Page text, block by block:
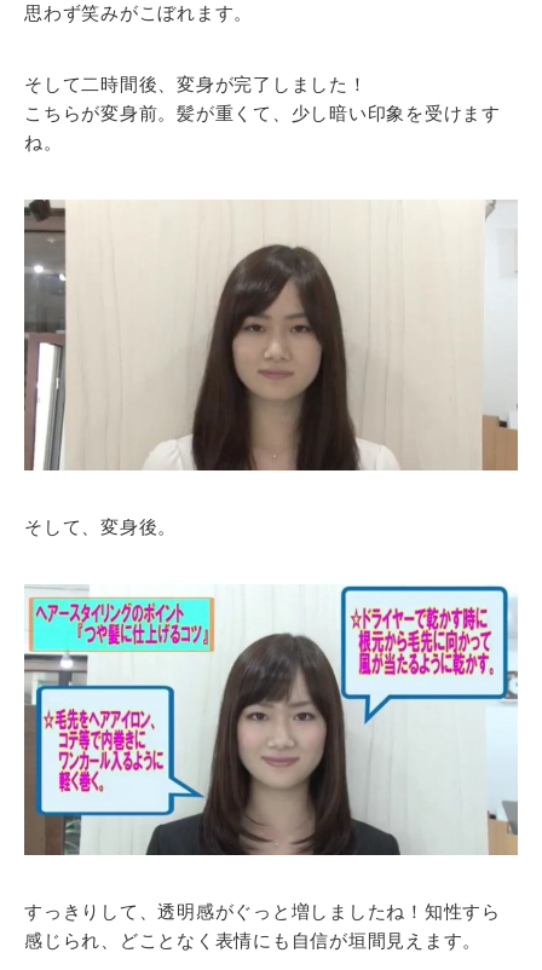
思わず笑みがこぼれます。
そして二時間後、変身が完了しました！
こちらが変身前。髪が重くて、少し暗い印象を受けます
ね。
そして、変身後。
すっきりして、透明感がぐっと増しましたね！知性すら
感じられ、どことなく表情にも自信が垣間見えます。